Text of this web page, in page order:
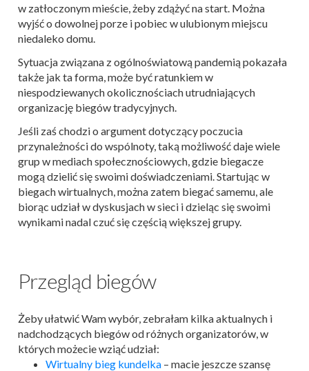
w zatłoczonym mieście, żeby zdążyć na start. Można
wyjść o dowolnej porze i pobiec w ulubionym miejscu
niedaleko domu.
Sytuacja związana z ogólnoświatową pandemią pokazała
także jak ta forma, może być ratunkiem w
niespodziewanych okolicznościach utrudniających
organizację biegów tradycyjnych.
Jeśli zaś chodzi o argument dotyczący poczucia
przynależności do wspólnoty, taką możliwość daje wiele
grup w mediach społecznościowych, gdzie biegacze
mogą dzielić się swoimi doświadczeniami. Startując w
biegach wirtualnych, można zatem biegać samemu, ale
biorąc udział w dyskusjach w sieci i dzieląc się swoimi
wynikami nadal czuć się częścią większej grupy.
Przegląd biegów
Żeby ułatwić Wam wybór, zebrałam kilka aktualnych i
nadchodzących biegów od różnych organizatorów, w
których możecie wziąć udział:
Wirtualny bieg kundelka – macie jeszcze szansę